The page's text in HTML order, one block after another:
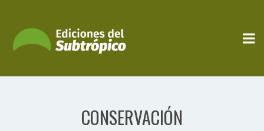
CONSERVACIÓN